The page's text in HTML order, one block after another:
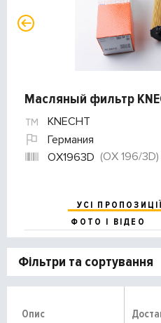
Масляный фильтр
KNECHT
Германия
OX1963D (OX 196/3D)
УСІ ПРОПОЗИЦІЇ
ФОТО І ВІДЕО
Фільтри та сортування
Опис